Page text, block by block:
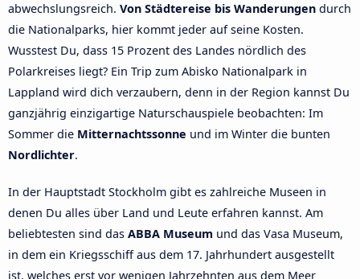
abwechslungsreich. Von Städtereise bis Wanderungen durch
die Nationalparks, hier kommt jeder auf seine Kosten.
Wusstest Du, dass 15 Prozent des Landes nördlich des
Polarkreises liegt? Ein Trip zum Abisko Nationalpark in
Lappland wird dich verzaubern, denn in der Region kannst Du
ganzjährig einzigartige Naturschauspiele beobachten: Im
Sommer die Mitternachtssonne und im Winter die bunten
Nordlichter.
In der Hauptstadt Stockholm gibt es zahlreiche Museen in
denen Du alles über Land und Leute erfahren kannst. Am
beliebtesten sind das ABBA Museum und das Vasa Museum,
in dem ein Kriegsschiff aus dem 17. Jahrhundert ausgestellt
ist, welches erst vor wenigen Jahrzehnten aus dem Meer